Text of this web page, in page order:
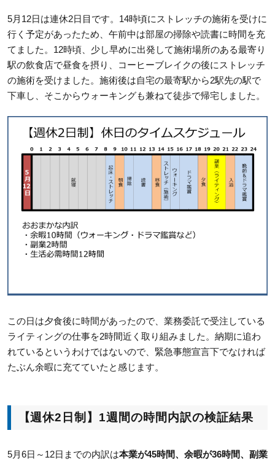
5月12日は連休2日目です。14時頃にストレッチの施術を受けに
行く予定があったため、午前中は部屋の掃除や読書に時間を充
てました。12時頃、少し早めに出発して施術場所のある最寄り
駅の飲食店で昼食を摂り、コーヒーブレイクの後にストレッチ
の施術を受けました。施術後は自宅の最寄駅から2駅先の駅で
下車し、そこからウォーキングも兼ねて徒歩で帰宅しました。
この日は夕食後に時間があったので、業務委託で受注している
ライティングの仕事を2時間近く取り組みました。納期に追わ
れているというわけではないので、緊急事態宣言下でなければ
たぶん余暇に充てていたと感じます。
【週休2日制】1週間の時間内訳の検証結果
5月6日～12日までの内訳は本業が45時間、余暇が36時間、副業